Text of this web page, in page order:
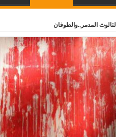
الثالوث المدمر..والطوفان